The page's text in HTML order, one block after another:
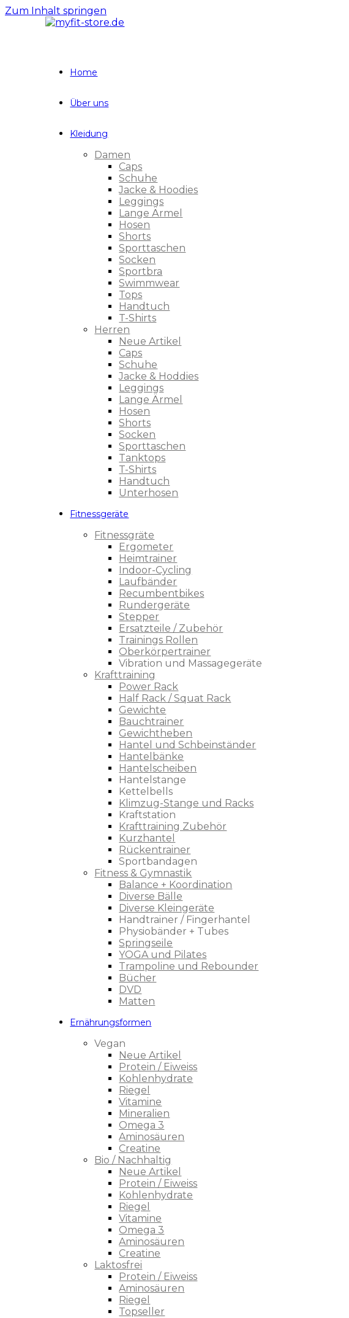
Zum Inhalt springen
Home
Über uns
Kleidung
Damen
Caps
Schuhe
Jacke & Hoodies
Leggings
Lange Ärmel
Hosen
Shorts
Sporttaschen
Socken
Sportbra
Swimmwear
Tops
Handtuch
T-Shirts
Herren
Neue Artikel
Caps
Schuhe
Jacke & Hoddies
Leggings
Lange Ärmel
Hosen
Shorts
Socken
Sporttaschen
Tanktops
T-Shirts
Handtuch
Unterhosen
Fitnessgeräte
Fitnessgräte
Ergometer
Heimtrainer
Indoor-Cycling
Laufbänder
Recumbentbikes
Rundergeräte
Stepper
Ersatzteile / Zubehör
Trainings Rollen
Oberkörpertrainer
Vibration und Massagegeräte
Krafttraining
Power Rack
Half Rack / Squat Rack
Gewichte
Bauchtrainer
Gewichtheben
Hantel und Schbeinständer
Hantelbänke
Hantelscheiben
Hantelstange
Kettelbells
Klimzug-Stange und Racks
Kraftstation
Krafttraining Zubehör
Kurzhantel
Rückentrainer
Sportbandagen
Fitness & Gymnastik
Balance + Koordination
Diverse Bälle
Diverse Kleingeräte
Handtrainer / Fingerhantel
Physiobänder + Tubes
Springseile
YOGA und Pilates
Trampoline und Rebounder
Bücher
DVD
Matten
Ernährungsformen
Vegan
Neue Artikel
Protein / Eiweiss
Kohlenhydrate
Riegel
Vitamine
Mineralien
Omega 3
Aminosäuren
Creatine
Bio / Nachhaltig
Neue Artikel
Protein / Eiweiss
Kohlenhydrate
Riegel
Vitamine
Omega 3
Aminosäuren
Creatine
Laktosfrei
Protein / Eiweiss
Aminosäuren
Riegel
Topseller